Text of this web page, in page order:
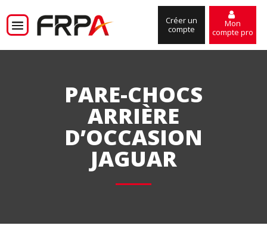
Créer un
compte
Mon
compte pro
PARE-CHOCS
ARRIÈRE
D’OCCASION
JAGUAR